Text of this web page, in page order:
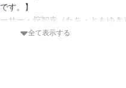
す。】
サー・舘智幸（たち・ともゆき
、なんと啓介ではなく拓海だっ
全て表示する